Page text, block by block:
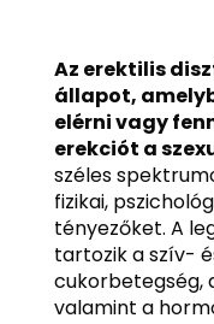
Az erektilis
állapot,
elérni vagy
erekciót a
széles
fizikai,
tényezőket. A
tartozik a szív-
cukorbetegség,
valamint a